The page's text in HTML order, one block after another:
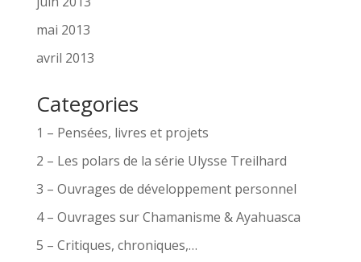
mai 2013
avril 2013
Categories
1 – Pensées, livres et projets
2 – Les polars de la série Ulysse Treilhard
3 – Ouvrages de développement personnel
4 – Ouvrages sur Chamanisme & Ayahuasca
5 – Critiques, chroniques,…